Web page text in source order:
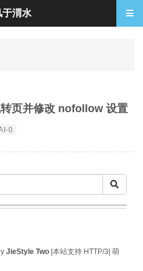
页并修改 nofollow 设置
0
JieStyle Two|本站支持 HTTP/3| 萌
于渭水